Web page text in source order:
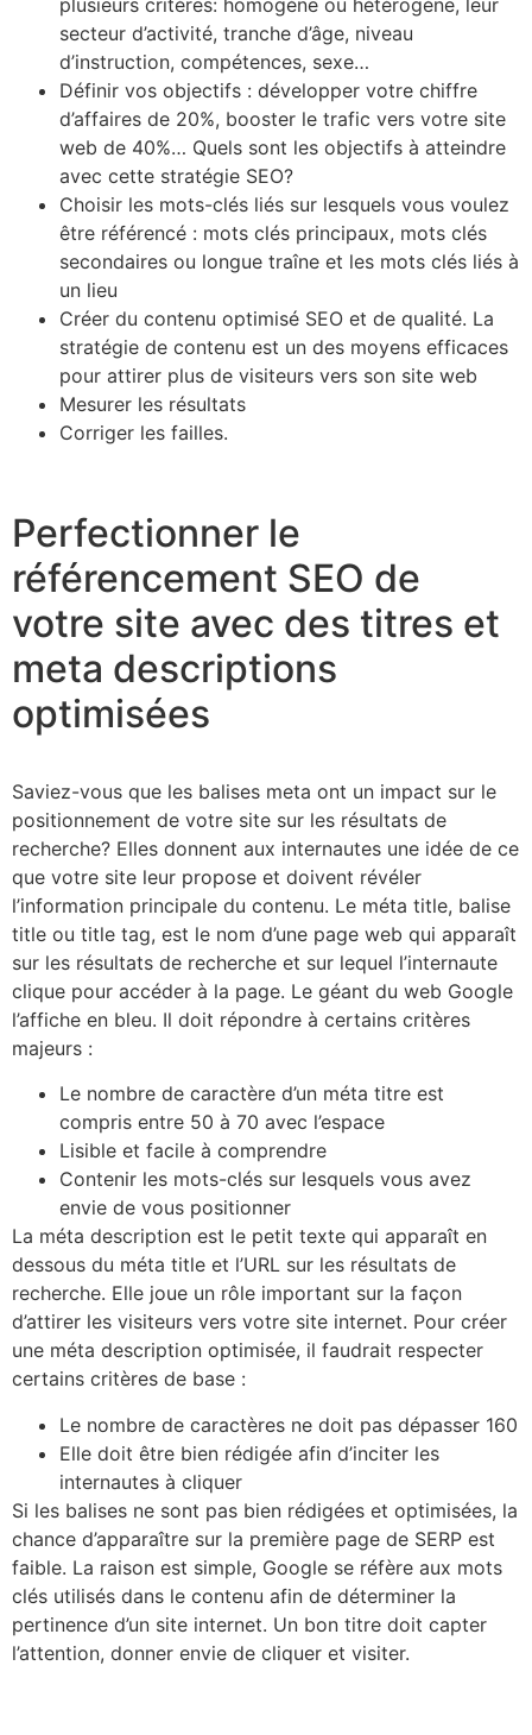
secteur d’activité, tranche d’âge, niveau
d’instruction, compétences, sexe…
Définir vos objectifs : développer votre chiffre
d’affaires de 20%, booster le trafic vers votre site
web de 40%… Quels sont les objectifs à atteindre
avec cette stratégie SEO?
Choisir les mots-clés liés sur lesquels vous voulez
être référencé : mots clés principaux, mots clés
secondaires ou longue traîne et les mots clés liés à
un lieu
Créer du contenu optimisé SEO et de qualité. La
stratégie de contenu est un des moyens efficaces
pour attirer plus de visiteurs vers son site web
Mesurer les résultats
Corriger les failles.
Perfectionner le
référencement SEO de
votre site avec des titres et
meta descriptions
optimisées
Saviez-vous que les balises meta ont un impact sur le
positionnement de votre site sur les résultats de
recherche? Elles donnent aux internautes une idée de ce
que votre site leur propose et doivent révéler
l’information principale du contenu. Le méta title, balise
title ou title tag, est le nom d’une page web qui apparaît
sur les résultats de recherche et sur lequel l’internaute
clique pour accéder à la page. Le géant du web Google
l’affiche en bleu. Il doit répondre à certains critères
majeurs :
Le nombre de caractère d’un méta titre est
compris entre 50 à 70 avec l’espace
Lisible et facile à comprendre
Contenir les mots-clés sur lesquels vous avez
envie de vous positionner
La méta description est le petit texte qui apparaît en
dessous du méta title et l’URL sur les résultats de
recherche. Elle joue un rôle important sur la façon
d’attirer les visiteurs vers votre site internet. Pour créer
une méta description optimisée, il faudrait respecter
certains critères de base :
Le nombre de caractères ne doit pas dépasser 160
Elle doit être bien rédigée afin d’inciter les
internautes à cliquer
Si les balises ne sont pas bien rédigées et optimisées, la
chance d’apparaître sur la première page de SERP est
faible. La raison est simple, Google se réfère aux mots
clés utilisés dans le contenu afin de déterminer la
pertinence d’un site internet. Un bon titre doit capter
l’attention, donner envie de cliquer et visiter.